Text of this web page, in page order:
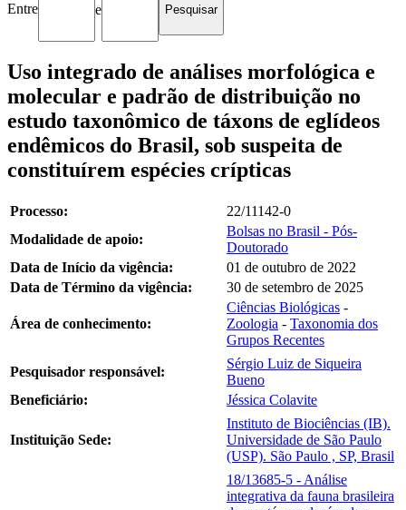
Entre e
Uso integrado de análises morfológica e
molecular e padrão de distribuição no
estudo taxonômico de táxons de eglídeos
endêmicos do Brasil, sob suspeita de
constituírem espécies crípticas
Processo:
22/11142-0
Modalidade de apoio:
Bolsas no Brasil - Pós-
Doutorado
Data de Início da vigência:
01 de outubro de 2022
Data de Término da vigência:
30 de setembro de 2025
Área de conhecimento:
Ciências Biológicas -
Zoologia - Taxonomia dos
Grupos Recentes
Pesquisador responsável:
Sérgio Luiz de Siqueira
Bueno
Beneficiário:
Jéssica Colavite
Instituição Sede:
Instituto de Biociências (IB).
Universidade de São Paulo
(USP). São Paulo , SP, Brasil
18/13685-5 - Análise
integrativa da fauna brasileira